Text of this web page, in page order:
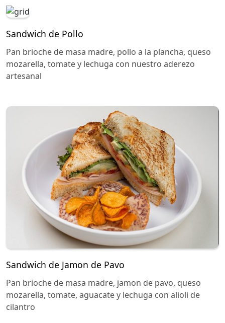
Sandwich de Pollo
Pan brioche de masa madre, pollo a la plancha, queso
mozarella, tomate y lechuga con nuestro aderezo
artesanal
Sandwich de Jamon de Pavo
Pan brioche de masa madre, jamon de pavo, queso
mozarella, tomate, aguacate y lechuga con alioli de
cilantro